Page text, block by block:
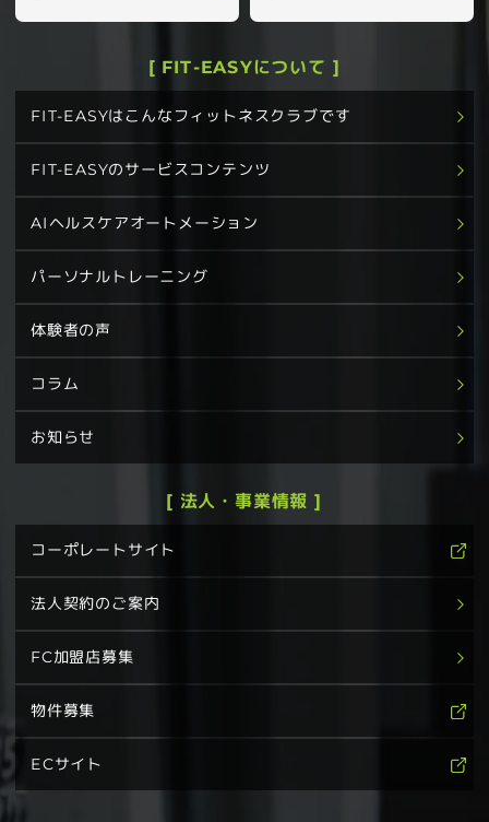
[ FIT-EASYについて ]
FIT-EASYはこんなフィットネスクラブです
FIT-EASYのサービスコンテンツ
AIヘルスケアオートメーション
パーソナルトレーニング
体験者の声
コラム
お知らせ
[ 法人・事業情報 ]
コーポレートサイト
法人契約のご案内
FC加盟店募集
物件募集
ECサイト